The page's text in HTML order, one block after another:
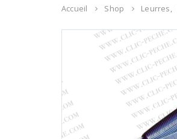
Accueil Shop Leurres,